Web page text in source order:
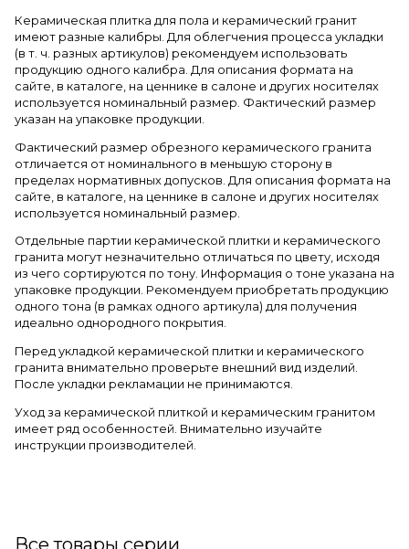
Керамическая плитка для пола и керамический гранит
имеют разные калибры. Для облегчения процесса укладки
(в т. ч. разных артикулов) рекомендуем использовать
продукцию одного калибра. Для описания формата на
сайте, в каталоге, на ценнике в салоне и других носителях
используется номинальный размер. Фактический размер
указан на упаковке продукции.
Фактический размер обрезного керамического гранита
отличается от номинального в меньшую сторону в
пределах нормативных допусков. Для описания формата на
сайте, в каталоге, на ценнике в салоне и других носителях
используется номинальный размер.
Отдельные партии керамической плитки и керамического
гранита могут незначительно отличаться по цвету, исходя
из чего сортируются по тону. Информация о тоне указана на
упаковке продукции. Рекомендуем приобретать продукцию
одного тона (в рамках одного артикула) для получения
идеально однородного покрытия.
Перед укладкой керамической плитки и керамического
гранита внимательно проверьте внешний вид изделий.
После укладки рекламации не принимаются.
Уход за керамической плиткой и керамическим гранитом
имеет ряд особенностей. Внимательно изучайте
инструкции производителей.
Все товары серии